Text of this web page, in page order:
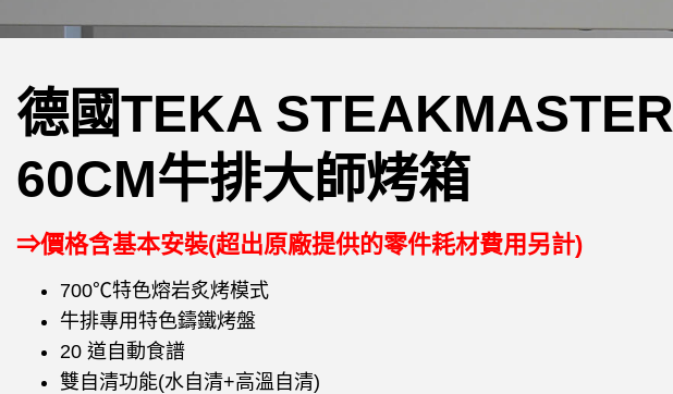
德國TEKA STEAKMASTER
60CM牛排大師烤箱
⇒價格含基本安裝(超出原廠提供的零件耗材費用另計)
700℃特色熔岩炙烤模式
牛排專用特色鑄鐵烤盤
20 道自動食譜
雙自清功能(水自清+高溫自清)